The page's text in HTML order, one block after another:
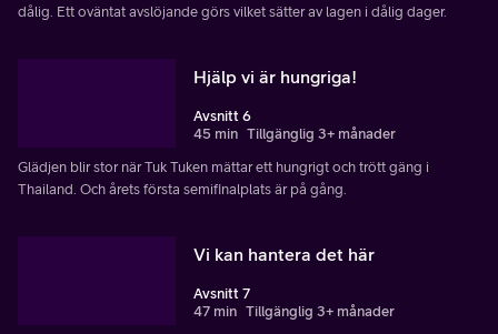
dålig. Ett oväntat avslöjande görs vilket sätter av lagen i dålig dager.
Hjälp vi är hungriga!
Avsnitt 6
45 min Tillgänglig 3+ månader
Glädjen blir stor när Tuk Tuken mättar ett hungrigt och trött gäng i
Thailand. Och årets första semifinalplats är på gång.
Vi kan hantera det här
Avsnitt 7
47 min Tillgänglig 3+ månader